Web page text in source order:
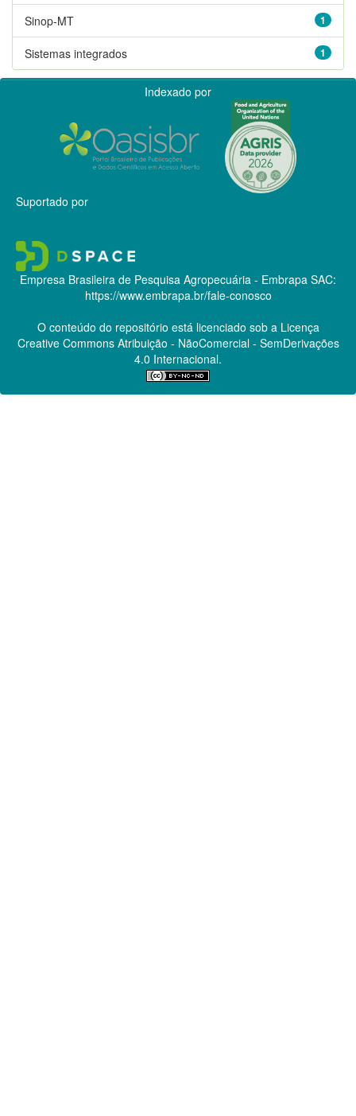
1
Sinop-MT
1
Sistemas integrados
Indexado por
Suportado por
Empresa Brasileira de Pesquisa Agropecuária - Embrapa SAC:
https://www.embrapa.br/fale-conosco
O conteúdo do repositório está licenciado sob a Licença
Creative CommonsAtribuição - NãoComercial - SemDerivações
4.0 Internacional.